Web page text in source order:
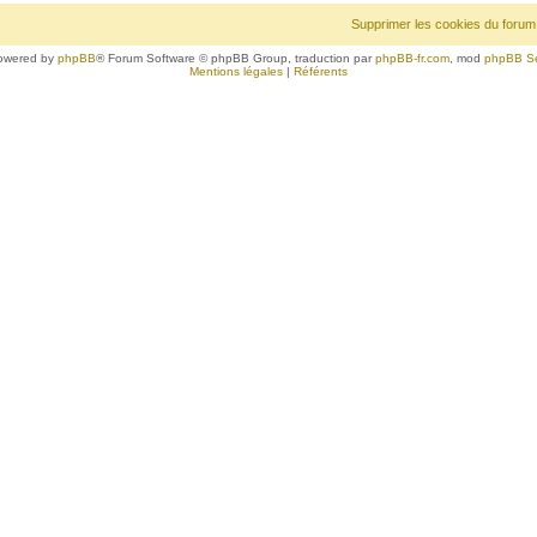
Supprimer les cookies du forum
by phpBB® Forum Software © phpBB Group, traduction parphpBB-fr.com , mod phpBB
Mentions légales | Référents